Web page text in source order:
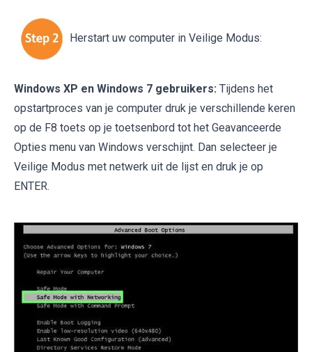
Herstart uw computer in Veilige Modus:
Windows XP en Windows 7 gebruikers: Tijdens het
opstartproces van je computer druk je verschillende keren
op de F8 toets op je toetsenbord tot het Geavanceerde
Opties menu van Windows verschijnt. Dan selecteer je
Veilige Modus met netwerk uit de lijst en druk je op
ENTER.